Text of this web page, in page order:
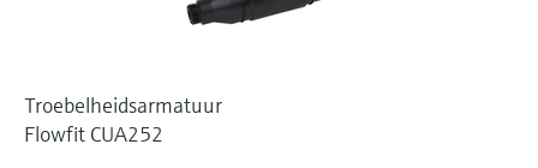
Troebelheidsarmatuur
Flowfit CUA252